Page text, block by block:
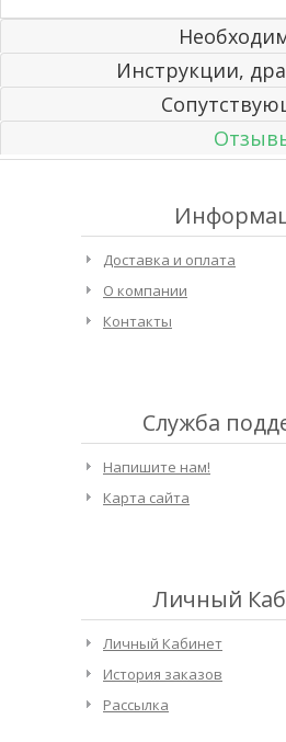
Инструкции,
Доставка и оплата
О компании
Контакты
Служба
Напишите нам!
Карта сайта
Личный
Личный Кабинет
История заказов
Рассылка